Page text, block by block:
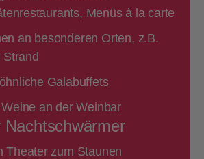
Menüs à la carte
an besonderen Orten, z.B.
Strand
Galabuffets
an der Weinbar
Nachtschwärmer
Theater zum Staunen